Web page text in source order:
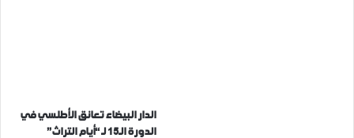
الدار البيضاء تعانق الأطلسي في
الدورة الـ15 لـ “أيام التراث”